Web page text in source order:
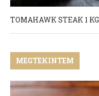
TOMAHAWK STEAK 1 KG
MEGTEKINTEM